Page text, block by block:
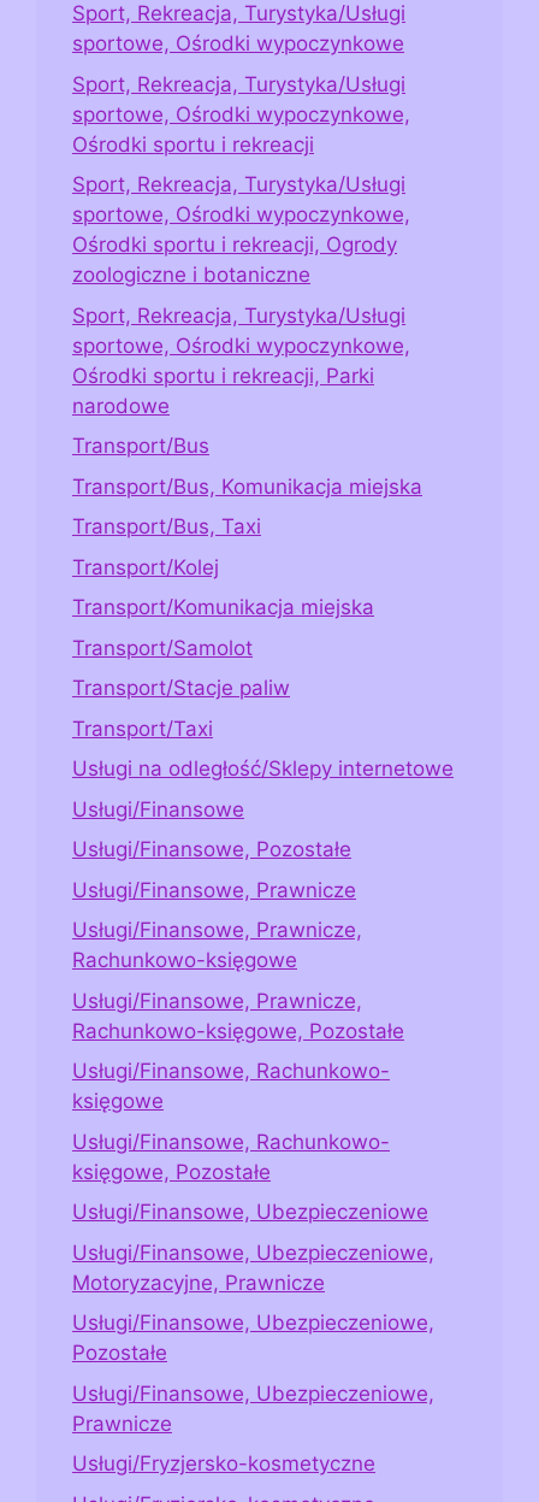
Sport, Rekreacja, Turystyka/Usługi
sportowe, Ośrodki wypoczynkowe
Sport, Rekreacja, Turystyka/Usługi
sportowe, Ośrodki wypoczynkowe,
Ośrodki sportu i rekreacji
Sport, Rekreacja, Turystyka/Usługi
sportowe, Ośrodki wypoczynkowe,
Ośrodki sportu i rekreacji, Ogrody
zoologiczne i botaniczne
Sport, Rekreacja, Turystyka/Usługi
sportowe, Ośrodki wypoczynkowe,
Ośrodki sportu i rekreacji, Parki
narodowe
Transport/Bus
Transport/Bus, Komunikacja miejska
Transport/Bus, Taxi
Transport/Kolej
Transport/Komunikacja miejska
Transport/Samolot
Transport/Stacje paliw
Transport/Taxi
Usługi na odległość/Sklepy internetowe
Usługi/Finansowe
Usługi/Finansowe, Pozostałe
Usługi/Finansowe, Prawnicze
Usługi/Finansowe, Prawnicze,
Rachunkowo-księgowe
Usługi/Finansowe, Prawnicze,
Rachunkowo-księgowe, Pozostałe
Usługi/Finansowe, Rachunkowo-
księgowe
Usługi/Finansowe, Rachunkowo-
księgowe, Pozostałe
Usługi/Finansowe, Ubezpieczeniowe
Usługi/Finansowe, Ubezpieczeniowe,
Motoryzacyjne, Prawnicze
Usługi/Finansowe, Ubezpieczeniowe,
Pozostałe
Usługi/Finansowe, Ubezpieczeniowe,
Prawnicze
Usługi/Fryzjersko-kosmetyczne